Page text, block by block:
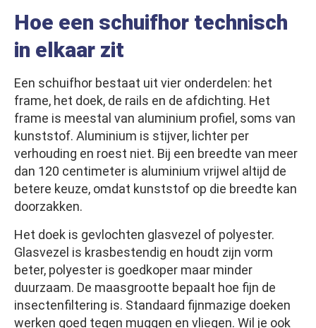
Hoe een schuifhor technisch
in elkaar zit
Een schuifhor bestaat uit vier onderdelen: het
frame, het doek, de rails en de afdichting. Het
frame is meestal van aluminium profiel, soms van
kunststof. Aluminium is stijver, lichter per
verhouding en roest niet. Bij een breedte van meer
dan 120 centimeter is aluminium vrijwel altijd de
betere keuze, omdat kunststof op die breedte kan
doorzakken.
Het doek is gevlochten glasvezel of polyester.
Glasvezel is krasbestendig en houdt zijn vorm
beter, polyester is goedkoper maar minder
duurzaam. De maasgrootte bepaalt hoe fijn de
insectenfiltering is. Standaard fijnmazige doeken
werken goed tegen muggen en vliegen. Wil je ook